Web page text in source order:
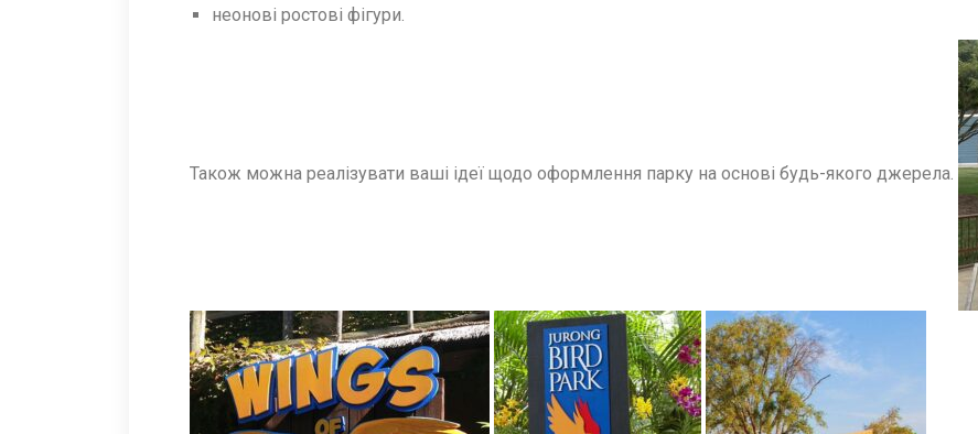
неонові ростові фігури.
Також можна реалізувати ваші ідеї щодо оформлення парку на основі будь-якого джерела.